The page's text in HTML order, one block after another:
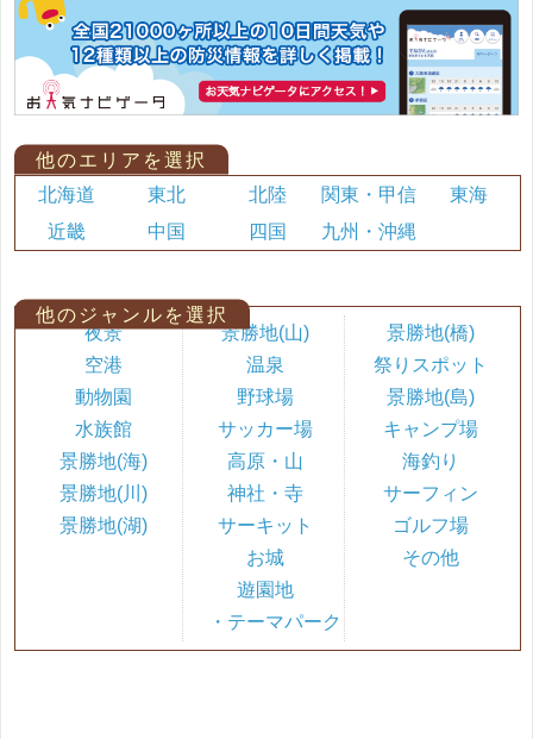
他のエリアを選択
北海道
東北 北陸 関東・甲信
東海
近畿
中国 四国 九州・沖縄
他のジャンルを選択
夜景
空港
動物園
水族館
景勝地(海)
景勝地(川)
景勝地(湖)
景勝地(山)
温泉
野球場
サッカー場
高原・山
神社・寺
サーキット
お城
遊園地
・テーマパーク
景勝地(橋)
祭りスポット
景勝地(島)
キャンプ場
海釣り
サーフィン
ゴルフ場
その他